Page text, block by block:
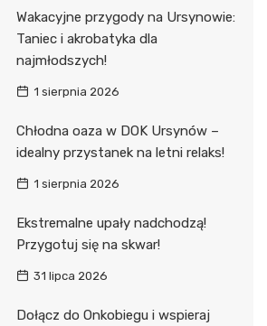
Wakacyjne przygody na Ursynowie:
Taniec i akrobatyka dla
najmłodszych!
1 sierpnia 2026
Chłodna oaza w DOK Ursynów –
idealny przystanek na letni relaks!
1 sierpnia 2026
Ekstremalne upały nadchodzą!
Przygotuj się na skwar!
31 lipca 2026
Dołącz do Onkobiegu i wspieraj